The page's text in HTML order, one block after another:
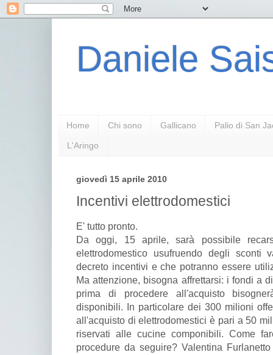
Daniele
Home Chi sono Gallicano Palio di San
L'Aringo
giovedì 15 aprile 2010
Incentivi elettrodomestici
E' tutto pronto.
Da oggi, 15 aprile, sarà possibile
elettrodomestico usufruendo degli sconti
decreto incentivi e che potranno essere
Ma attenzione, bisogna affrettarsi: i fondi a
prima di procedere all'acquisto
disponibili. In particolare dei 300 milioni
all'acquisto di elettrodomestici è pari a 50
riservati alle cucine componibili. Come
procedure da seguire? Valentina